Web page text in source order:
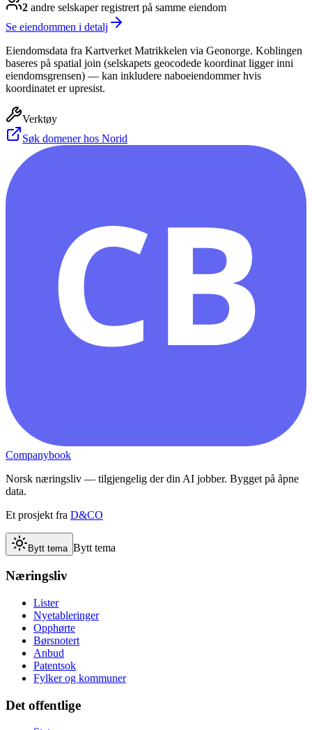
2 andre selskaperregistrert på samme eiendom
Se eiendommen i detalj
Eiendomsdata fra Kartverket Matrikkelen via Geonorge. Koblingen
baseres på spatial join (selskapets geocodede koordinat ligger inni
eiendomsgrensen) — kan inkludere naboeiendommer hvis
koordinatet er upresist.
Verktøy
Søk domener hos Norid
CB
Companybook
Norsk næringsliv — tilgjengelig der din AI jobber. Bygget på åpne
data.
Et prosjekt fra D&CO
Bytt tema Bytt tema
Næringsliv
Lister
Nyetableringer
Opphørte
Børsnotert
Anbud
Patentsok
Fylker og kommuner
Det offentlige